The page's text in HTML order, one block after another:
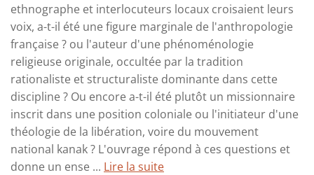
ethnographe et interlocuteurs locaux croisaient leurs
voix, a-t-il été une figure marginale de l'anthropologie
française ? ou l'auteur d'une phénoménologie
religieuse originale, occultée par la tradition
rationaliste et structuraliste dominante dans cette
discipline ? Ou encore a-t-il été plutôt un missionnaire
inscrit dans une position coloniale ou l'initiateur d'une
théologie de la libération, voire du mouvement
national kanak ? L'ouvrage répond à ces questions et
donne un ense ... Lire la suite